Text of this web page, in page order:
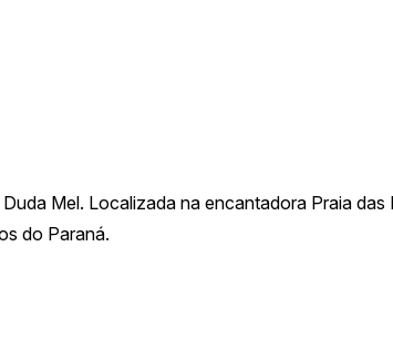
Mel. Localizada na encantadora Praia
do Paraná.